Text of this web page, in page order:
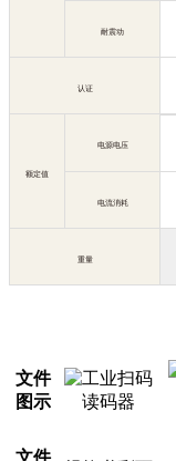
耐震动
认证
额定值
电源电压
电流消耗
重量
文件
图示